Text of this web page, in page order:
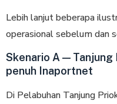
Lebih lanjut beberapa
operasional sebelum dan
Skenario A —
penuh Inaportnet
Di Pelabuhan Tanjung